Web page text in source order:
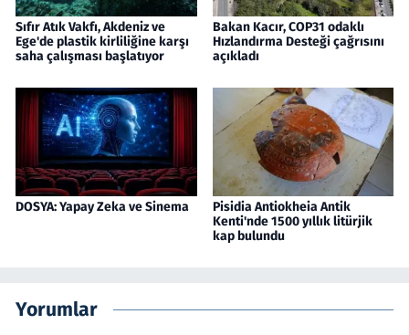
Sıfır Atık Vakfı, Akdeniz ve
Ege'de plastik kirliliğine karşı
saha çalışması başlatıyor
Bakan Kacır, COP31 odaklı
Hızlandırma Desteği çağrısını
açıkladı
DOSYA: Yapay Zeka ve Sinema
Pisidia Antiokheia Antik
Kenti'nde 1500 yıllık litürjik
kap bulundu
Yorumlar